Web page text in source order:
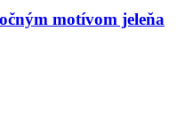
motívom jeleňa